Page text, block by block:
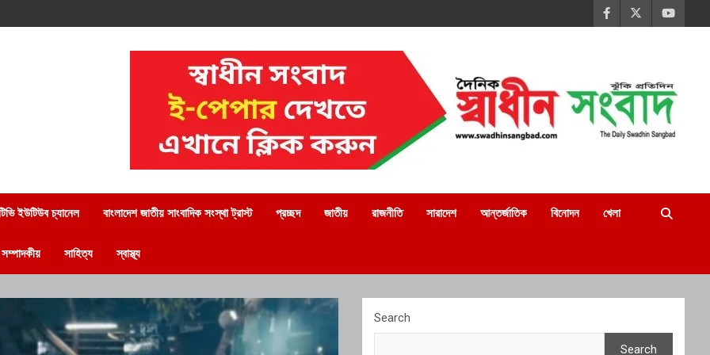
ইউটিউব চ্যানেল বাংলাদেশ জাতীয় সাংবাদিক সংস্থা ট্রাস্ট প্রচ্ছদ জাতীয় রাজনীতি সারাদেশ আন্তর্জাতিক বিনোদন খেলা
সম্পাদকীয় সাহিত্য স্বাস্থ্য
Search
Search